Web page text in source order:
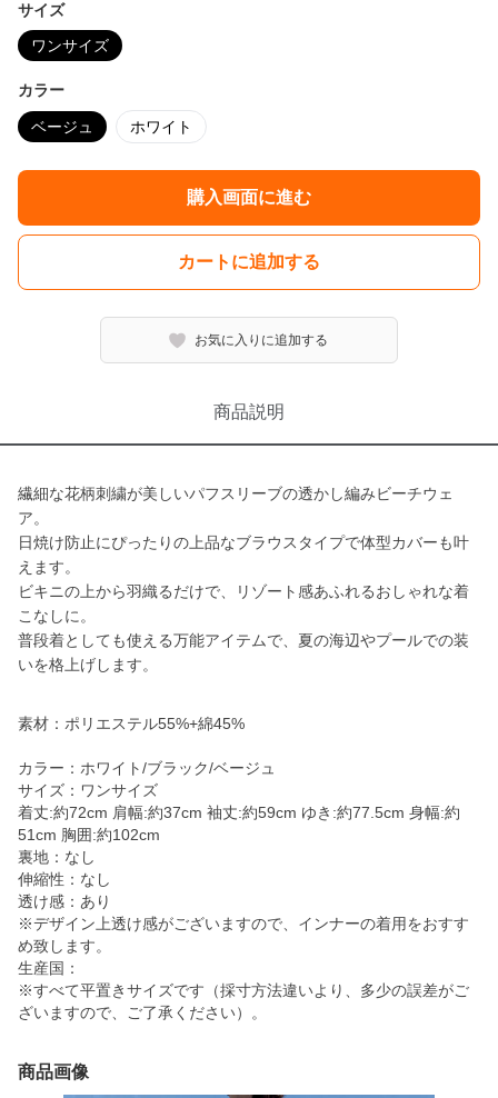
サイズ
ワンサイズ
カラー
ベージュ ホワイト
購入画面に進む
カートに追加する
お気に入りに追加する
商品説明
繊細な花柄刺繍が美しいパフスリーブの透かし編みビーチウェ
ア。
日焼け防止にぴったりの上品なブラウスタイプで体型カバーも叶
えます。
ビキニの上から羽織るだけで、リゾート感あふれるおしゃれな着
こなしに。
普段着としても使える万能アイテムで、夏の海辺やプールでの装
いを格上げします。
素材：ポリエステル55%+綿45%
カラー：ホワイト/ブラック/ベージュ
サイズ：ワンサイズ
着丈:約72cm 肩幅:約37cm 袖丈:約59cm ゆき:約77.5cm 身幅:約
51cm 胸囲:約102cm
裏地：なし
伸縮性：なし
透け感：あり
※デザイン上透け感がございますので、インナーの着用をおすす
め致します。
生産国：
※すべて平置きサイズです（採寸方法違いより、多少の誤差がご
ざいますので、ご了承ください）。
商品画像